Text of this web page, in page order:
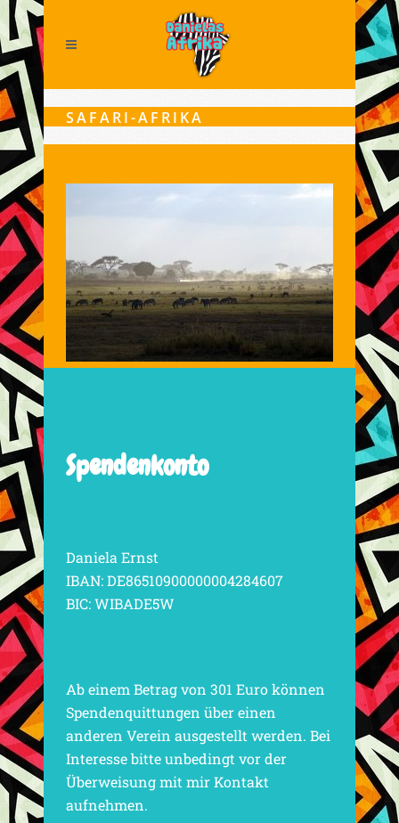
SAFARI-AFRIKA
Spendenkonto
Daniela Ernst
IBAN: DE86510900000004284607
BIC: WIBADE5W
Ab einem Betrag von 301 Euro können
Spendenquittungen über einen
anderen Verein ausgestellt werden. Bei
Interesse bitte unbedingt vor der
Überweisung mit mir Kontakt
aufnehmen.